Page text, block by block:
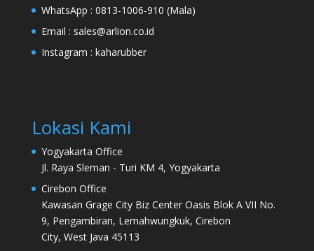
WhatsApp : 0813-1006-910 (Mala)
Email : sales@arlion.co.id
Instagram : kaharubber
Lokasi Kami
Yogyakarta Office
Jl. Raya Sleman - Turi KM 4, Yogyakarta
Cirebon Office
Kawasan Grage City Biz Center Oasis Blok A VII No.
9, Pengambiran, Lemahwungkuk, Cirebon
City, West Java 45113